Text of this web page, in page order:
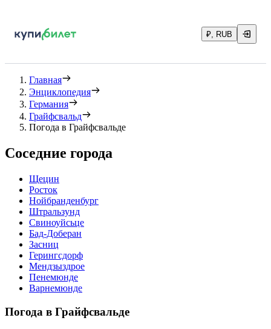
₽, RUB
Главная
Энциклопедия
Германия
Грайфсвальд
Погода в Грайфсвальде
Соседние города
Щецин
Росток
Нойбранденбург
Штральзунд
Свиноуйсьце
Бад-Доберан
Засниц
Герингсдорф
Мендзыздрое
Пенемюнде
Варнемюнде
Погода в Грайфсвальде